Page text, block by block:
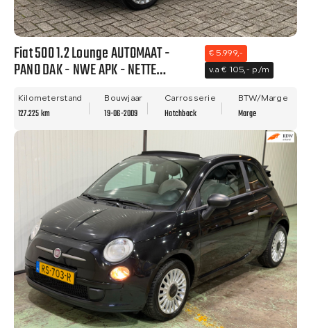
Fiat 500 1.2 Lounge AUTOMAAT -
PANO DAK - NWE APK - NETTE
€ 5.999,-
v.a € 105,- p/m
Kilometerstand
127.225 km
Bouwjaar
19-06-2009
Carrosserie
Hatchback
BTW/Marge
Marge